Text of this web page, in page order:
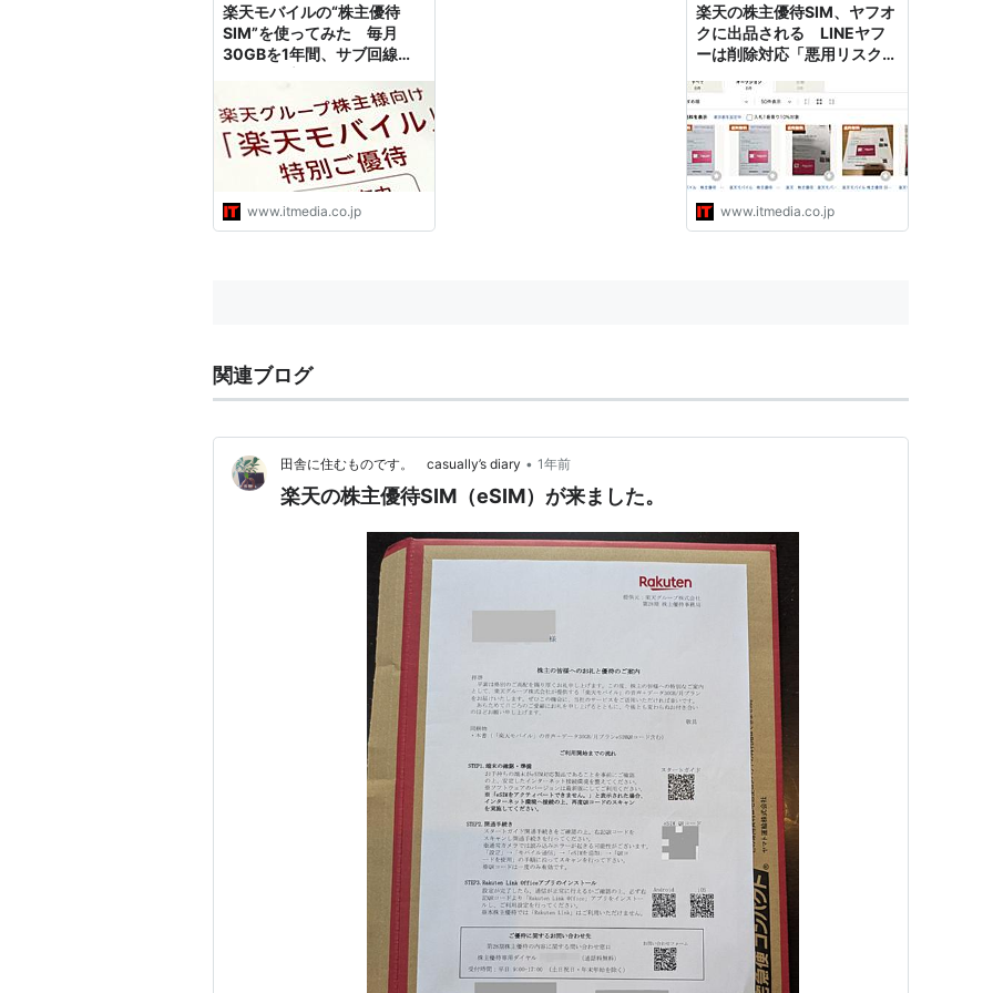
楽天モバイルの“株主優待
SIM”を使ってみた 毎月
30GBを1年間、サブ回線の
www.itmedia.co.jp
楽天の株主優待SIM、ヤフオ
クに出品される LINEヤフ
ーは削除対応「悪用リスク等
www.itmedia.co.jp
関連ブログ
田舎に住むものです。 casually’s diary • 1年前
楽天の株主優待SIM（eSIM）が来ました。